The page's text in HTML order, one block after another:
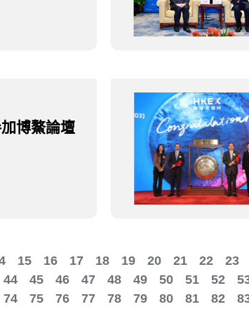
博鰲論壇
15 16 17 18 19 20 21 22 23
44 45 46 47 48 49 50 51 52
74 75 76 77 78 79 80 81 82